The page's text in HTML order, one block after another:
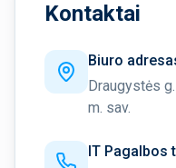
Kontaktai
Biuro
Draugystės
m. sav.
IT Pagalbos